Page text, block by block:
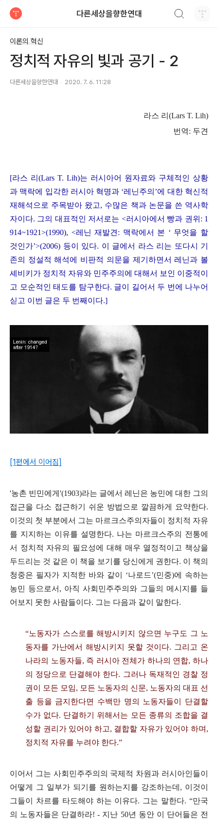
다른세상을향한연대
이론의 혁신
정치적 자유의 빛과 공기 - 2
다른세상을향한연대 2020. 7. 6. 11:28
라스 리 (Lars T. Lih)
번역: 두견
[라스 리 (Lars T. Lih)는 러시아어 원자료와 구체적인 상황
과 맥락에 입각한 러시아 혁명과 ‘레닌주의 ’에 대한 혁신적
재해석으로 주목받아 왔고, 수많은 책과 논문을 쓴 역사학
자이다. 그의 대표적인 저서로는 <러시아에서 빵과 권위 : 1
914~1921>(1990), <레닌 재발견 : 맥락에서 본 ‘ 무엇을 할
것인가’>(2006) 등이 있다. 이 글에서 라스 리는 또다시 기
존의 정설적 해석에 비판적 의문을 제기하면서 레닌과 볼
셰비키가 정치적 자유와 민주주의에 대해서 보인 이중적이
고 모순적인 태도를 탐구한다. 글이 길어서 두 번에 나누어
싣고 이번 글은 두 번째이다.]
[1편에서 이어짐]
'농촌 빈민에게 '(1903)라는 글에서 레닌은 농민에 대한 그의
접근을 다소 접근하기 쉬운 방법으로 깔끔하게 요약한다.
이것의 첫 부분에서 그는 마르크스주의자들이 정치적 자유
를 지지하는 이유를 설명한다. 나는 마르크스주의 전통에
서 정치적 자유의 필요성에 대해 매우 열정적이고 책상을
두드리는 것 같은 이 책을 보기를 당신에게 권한다. 이 책의
청중은 필자가 지적한 바와 같이 ‘나로드’(민중)에 속하는
농민 등으로서 , 아직 사회민주주의와 그들의 메시지를 들
어보지 못한 사람들이다. 그는 다음과 같이 말한다.
“노동자가 스스로를 해방시키지 않으면 누구도 그 노
동자를 가난에서 해방시키지 못할 것이다. 그리고 온
나라의 노동자들, 즉 러시아 전체가 하나의 연합,하나
의 정당으로 단결해야 한다. 그러나 독재적인 경찰 정
권이 모든 모임, 모든 노동자의 신문, 노동자의 대표 선
출 등을 금지한다면 수백만 명의 노동자들이 단결할
수가 없다. 단결하기 위해서는 모든 종류의 조합을 결
성할 권리가 있어야 하고, 결합할 자유가 있어야 하며 ,
정치적 자유를 누려야 한다.”
이어서 그는 사회민주주의의 국제적 차원과 러시아인들이
어떻게 그 일부가 되기를 원하는지를 강조하는데 , 이것이
그들이 차르를 타도해야 하는 이유다. 그는 말한다. “만국
의 노동자들은 단결하라! - 지난 50년 동안 이 단어들은 전